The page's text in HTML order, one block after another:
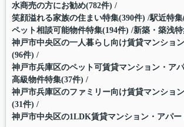
水商売の方にお勧め(782件)
笑顔溢れる家族の住まい特集(390件) 駅近特集
ペット相談可能物件特集(194件) 新築・築浅特
神戸市中央区の一人暮らし向け賃貸マンショ
(96件)
神戸市兵庫区のペット可賃貸マンション・ア
高級物件特集(37件)
神戸市兵庫区のファミリー向け賃貸マンショ
(31件)
神戸市中央区の1LDK賃貸マンション・アパー